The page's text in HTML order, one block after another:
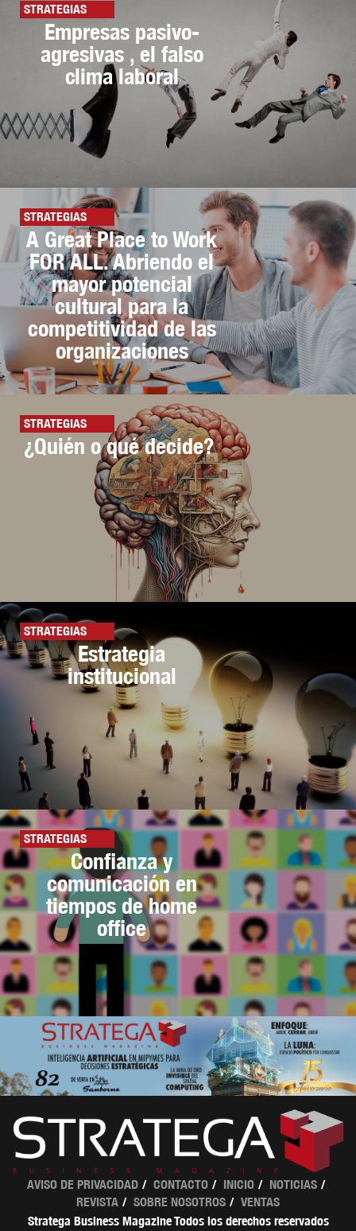
STRATEGIAS
Empresas pasivo-
agresivas , el falso
clima laboral
STRATEGIAS
A Great Place to Work
FOR ALL. Abriendo el
mayor potencial
cultural para la
competitividad de las
organizaciones
STRATEGIAS
¿Quién o qué decide?
STRATEGIAS
Estrategia
institucional
STRATEGIAS
Confianza y
comunicación en
tiempos de home
office
AVISO DE PRIVACIDAD CONTACTO INICIO
NOTICIAS
REVISTA
SOBRE NOSOTROS
VENTAS
Stratega Business Magazine Todos los derechos reservados